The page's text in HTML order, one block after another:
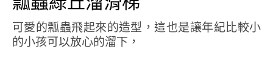
可愛的瓢蟲飛起來的造型，這也是讓年紀比較小
的小孩可以放心的溜下，